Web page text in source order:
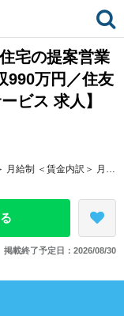
宅の提案営業
990万円／住友
ビス 求人】
：283,500円 固定残業手当/月：132,5...
掲載終了予定日：2026/08/30